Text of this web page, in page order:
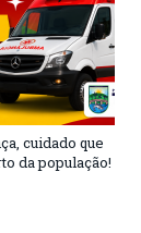
cuidado que
da população!